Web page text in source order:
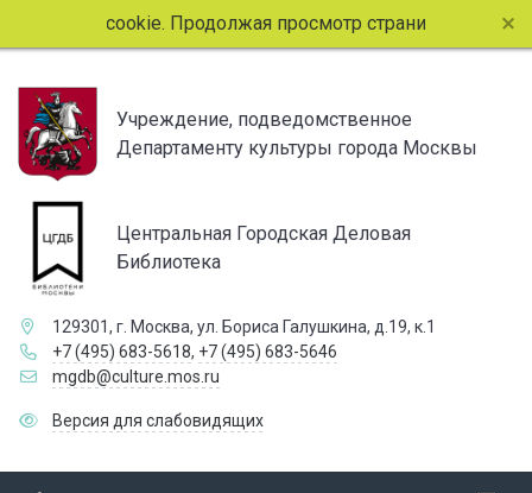
cookie. Продолжая просмотр страниц сайта, вы
Учреждение, подведомственное
Департаменту культуры города Москвы
Центральная Городская Деловая
Библиотека
129301, г. Москва, ул. Бориса Галушкина, д.19, к.1
+7 (495) 683-5618, +7 (495) 683-5646
mgdb@culture.mos.ru
Версия для слабовидящих